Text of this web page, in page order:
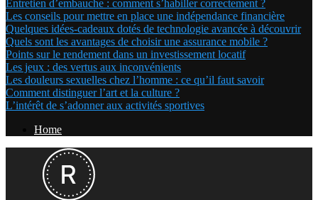
Entretien d’embauche : comment s’habiller correctement ?
Les conseils pour mettre en place une indépendance financière
Quelques idées-cadeaux dotés de technologie avancée à découvrir
Quels sont les avantages de choisir une assurance mobile ?
Points sur le rendement dans un investissement locatif
Les jeux : des vertus aux inconvénients
Les douleurs sexuelles chez l’homme : ce qu’il faut savoir
Comment distinguer l’art et la culture ?
L’intérêt de s’adonner aux activités sportives
Home